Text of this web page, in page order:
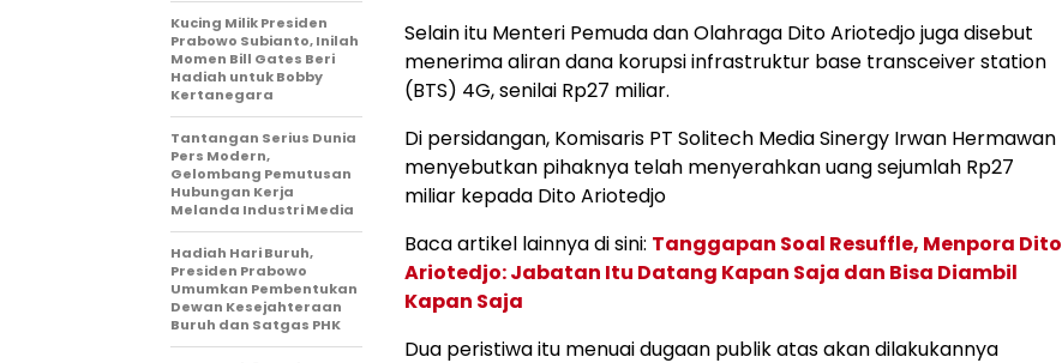
Selain itu Menteri Pemuda dan Olahraga Dito Ariotedjo juga disebut
menerima aliran dana korupsi infrastruktur base transceiver station
(BTS) 4G, senilai Rp27 miliar.
Di persidangan, Komisaris PT Solitech Media Sinergy Irwan Hermawan
menyebutkan pihaknya telah menyerahkan uang sejumlah Rp27
miliar kepada Dito Ariotedjo
Baca artikel lainnya di sini: Tanggapan Soal Resuffle, Menpora Dito
Ariotedjo: Jabatan Itu Datang Kapan Saja dan Bisa Diambil
Kapan Saja
Dua peristiwa itu menuai dugaan publik atas akan dilakukannya
Kucing Milik Presiden
Prabowo Subianto, Inilah
Momen Bill Gates Beri
Hadiah untuk Bobby
Kertanegara
Tantangan Serius Dunia
Pers Modern,
Gelombang Pemutusan
Hubungan Kerja
Melanda Industri Media
Hadiah Hari Buruh,
Presiden Prabowo
Umumkan Pembentukan
Dewan Kesejahteraan
Buruh dan Satgas PHK